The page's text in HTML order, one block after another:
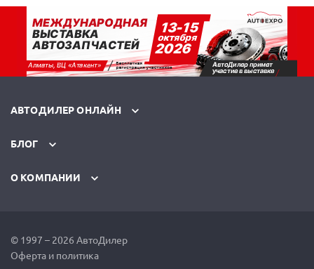
АВТОДИЛЕР ОНЛАЙН
БЛОГ
О КОМПАНИИ
© 1997 – 2026 АвтоДилер
Оферта и политика